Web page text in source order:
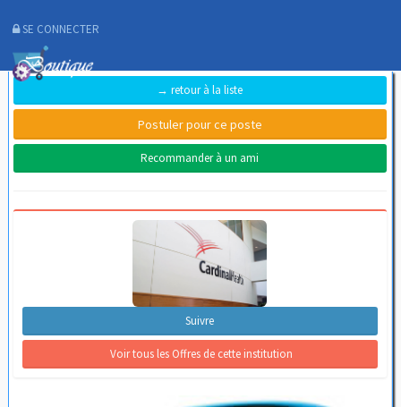
SE CONNECTER
→ retour à la liste
Recommander à un ami
Suivre
Voir tous les Offres de cette institution